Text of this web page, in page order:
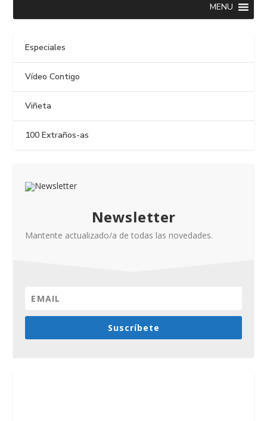
MENU
Especiales
Vídeo Contigo
Viñeta
100 Extraños-as
Newsletter
Mantente actualizado/a de todas las novedades.
Suscríbete